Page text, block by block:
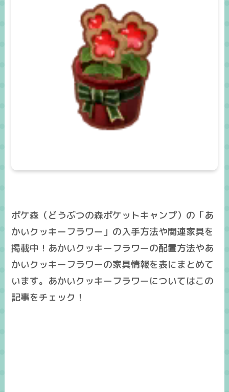
ポケ森（どうぶつの森ポケットキャンプ）の「あ
かいクッキーフラワー」の入手方法や関連家具を
掲載中！あかいクッキーフラワーの配置方法やあ
かいクッキーフラワーの家具情報を表にまとめて
います。あかいクッキーフラワーについてはこの
記事をチェック！